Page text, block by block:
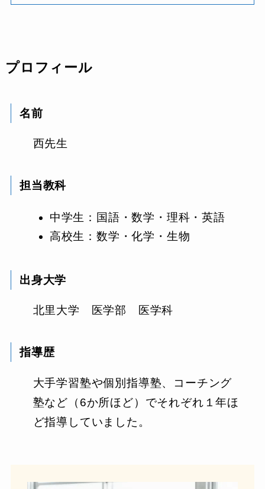
プロフィール
名前
西先生
担当教科
中学生：国語・数学・理科・英語
高校生：数学・化学・生物
出身大学
北里大学 医学部 医学科
指導歴
大手学習塾や個別指導塾、コーチング
塾など（6か所ほど）でそれぞれ１年ほ
ど指導していました。